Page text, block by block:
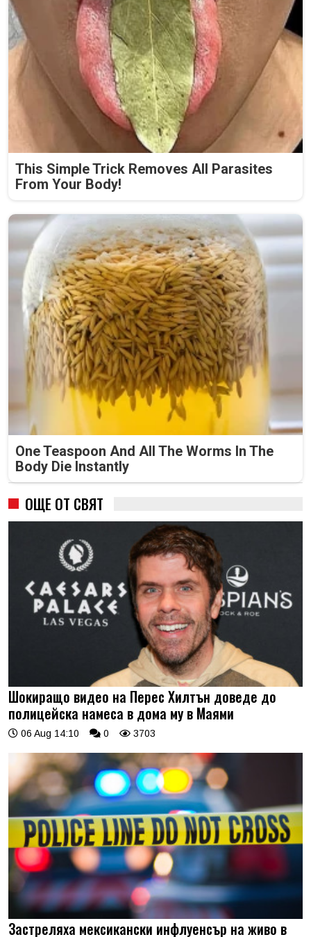
This Simple Trick Removes All Parasites
From Your Body!
One Teaspoon And All The Worms In The
Body Die Instantly
ОЩЕ ОТ СВЯТ
Шокиращо видео на Перес Хилтън доведе до
полицейска намеса в дома му в Маями
06 Aug 14:10 0 3703
Застреляха мексикански инфлуенсър на живо в